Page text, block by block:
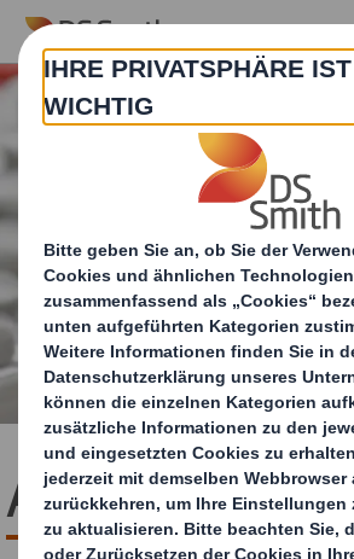
Skip to main content
Arzneimittel &